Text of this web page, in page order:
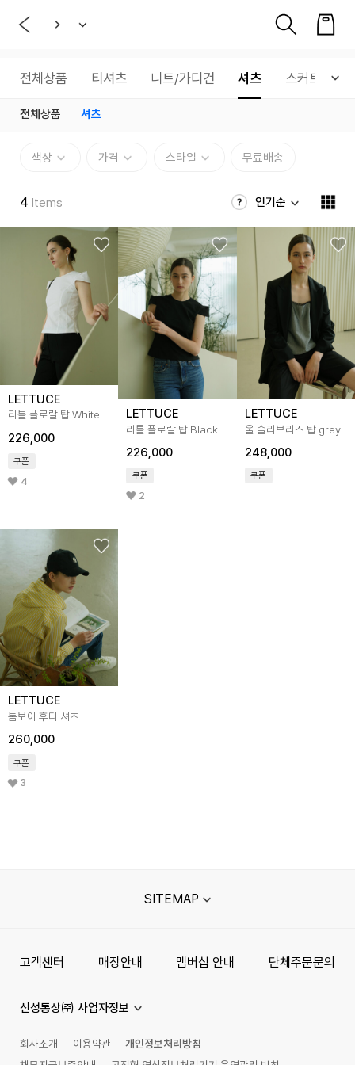
전체상품 티셔츠 니트/가디건 셔츠 스커트
전체상품 셔츠
색상 가격 스타일 무료배송
4 Items 인기순
LETTUCE
리틀 플로랄 탑 White
226,000
쿠폰
4
LETTUCE
리틀 플로랄 탑 Black
226,000
쿠폰
2
LETTUCE
울 슬리브리스 탑 grey
248,000
쿠폰
LETTUCE
톰보이 후디 셔츠
260,000
쿠폰
3
SITEMAP
고객센터 매장안내 멤버십 안내 단체주문문의
신성통상㈜ 사업자정보
회사소개 이용약관
개인정보처리방침